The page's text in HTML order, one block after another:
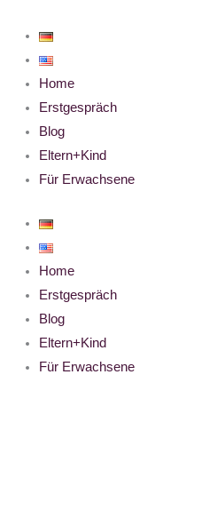
Inhalt
springen
Home
Erstgespräch
Blog
Eltern+Kind
Für Erwachsene
Home
Erstgespräch
Blog
Eltern+Kind
Für Erwachsene